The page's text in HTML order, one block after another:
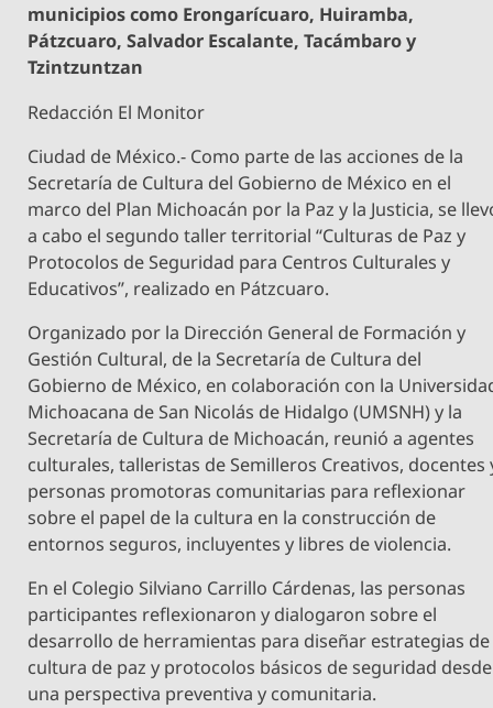
municipios como Erongarícuaro, Huiramba,
Pátzcuaro, Salvador Escalante, Tacámbaro y
Tzintzuntzan
Redacción El Monitor
Ciudad de México.- Como parte de las acciones de la
Secretaría de Cultura del Gobierno de México en el
marco del Plan Michoacán por la Paz y la Justicia, se
a cabo el segundo taller territorial “Culturas de Paz y
Protocolos de Seguridad para Centros Culturales y
Educativos”, realizado en Pátzcuaro.
Organizado por la Dirección General de Formación y
Gestión Cultural, de la Secretaría de Cultura del
Gobierno de México, en colaboración con la
Michoacana de San Nicolás de Hidalgo (UMSNH) y la
Secretaría de Cultura de Michoacán, reunió a agentes
culturales, talleristas de Semilleros Creativos, docentes
personas promotoras comunitarias para reflexionar
sobre el papel de la cultura en la construcción de
entornos seguros, incluyentes y libres de violencia.
En el Colegio Silviano Carrillo Cárdenas, las personas
participantes reflexionaron y dialogaron sobre el
desarrollo de herramientas para diseñar estrategias de
cultura de paz y protocolos básicos de seguridad desde
una perspectiva preventiva y comunitaria.